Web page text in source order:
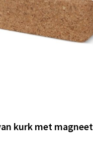
kurk met magneet